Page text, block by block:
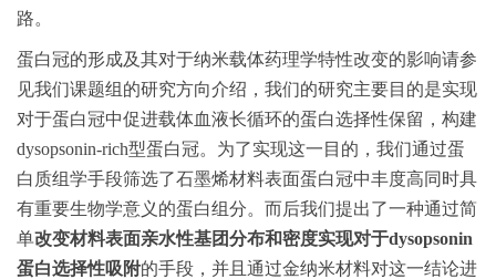
路。
蛋白冠的形成及其对于纳米载体药理学特性改变的影响请参
见我们课题组的研究方向介绍，我们的研究主要目的是实现
对于蛋白冠中促进载体血液长循环的蛋白选择性保留，构建
dysopsonin-rich型蛋白冠。为了实现这一目的，我们通过蛋
白质组学手段筛选了石墨烯材料表面蛋白冠中丰度高同时具
有重要生物学意义的蛋白组分。而后我们提出了一种通过简
单改变材料表面亲水性基团分布和密度实现对于dysopsonin
蛋白选择性吸附的手段，并且通过金纳米材料对这一结论进